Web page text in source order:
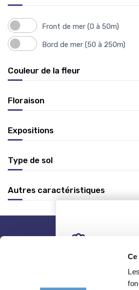
Front de mer (0 à 50m)
Bord de mer (50 à 250m)
Couleur de la fleur
Floraison
Expositions
Type de sol
Autres caractéristiques
Toutes les plantes